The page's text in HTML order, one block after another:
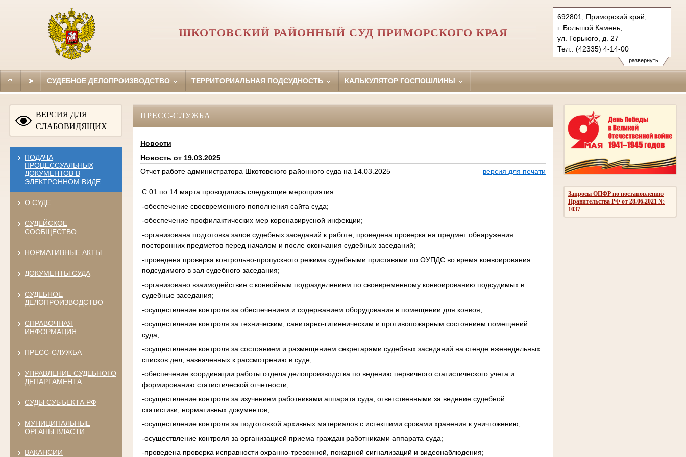
развернуть
692801, Приморский край,
г. Большой Камень,
ул. Горького, д. 27
Тел.: (42335) 4-14-00
shkotovsky.prm@sudrf.ru
ШКОТОВСКИЙ РАЙОННЫЙ СУД ПРИМОРСКОГО КРАЯ
СУДЕБНОЕ ДЕЛОПРОИЗВОДСТВО ТЕРРИТОРИАЛЬНАЯ ПОДСУДНОСТЬ КАЛЬКУЛЯТОР ГОСПОШЛИНЫ
ВЕРСИЯ ДЛЯ
СЛАБОВИДЯЩИХ
ПОДАЧА
ПРОЦЕССУАЛЬНЫХ
ДОКУМЕНТОВ В
ЭЛЕКТРОННОМ ВИДЕ
О СУДЕ
СУДЕЙСКОЕ
СООБЩЕСТВО
НОРМАТИВНЫЕ АКТЫ
ДОКУМЕНТЫ СУДА
СУДЕБНОЕ
ДЕЛОПРОИЗВОДСТВО
СПРАВОЧНАЯ
ИНФОРМАЦИЯ
ПРЕСС-СЛУЖБА
УПРАВЛЕНИЕ СУДЕБНОГО
ДЕПАРТАМЕНТА
СУДЫ СУБЪЕКТА РФ
МУНИЦИПАЛЬНЫЕ
ОРГАНЫ ВЛАСТИ
ВАКАНСИИ
Запросы ОПФР по постановлению
Правительства РФ от 28.06.2021 №
1037
ПРЕСС-СЛУЖБА
Новости
Новость от 19.03.2025
Отчет работе администратора Шкотовского районного суда на 14.03.2025
версия для печати
С 01 по 14 марта проводились следующие мероприятия:
-обеспечение своевременного пополнения сайта суда;
-обеспечение профилактических мер коронавирусной инфекции;
-организована подготовка залов судебных заседаний к работе, проведена проверка на предмет обнаружения
посторонних предметов перед началом и после окончания судебных заседаний;
-проведена проверка контрольно-пропускного режима судебными приставами по ОУПДС во время конвоирования
подсудимого в зал судебного заседания;
-организовано взаимодействие с конвойным подразделением по своевременному конвоированию подсудимых в
судебные заседания;
-осуществление контроля за обеспечением и содержанием оборудования в помещении для конвоя;
-осуществление контроля за техническим, санитарно-гигиеническим и противопожарным состоянием помещений
суда;
-осуществление контроля за состоянием и размещением секретарями судебных заседаний на стенде еженедельных
списков дел, назначенных к рассмотрению в суде;
-обеспечение координации работы отдела делопроизводства по ведению первичного статистического учета и
формированию статистической отчетности;
-осуществление контроля за изучением работниками аппарата суда, ответственными за ведение судебной
статистики, нормативных документов;
-осуществление контроля за подготовкой архивных материалов с истекшими сроками хранения к уничтожению;
-осуществление контроля за организацией приема граждан работниками аппарата суда;
-проведена проверка исправности охранно-тревожной, пожарной сигнализаций и видеонаблюдения;